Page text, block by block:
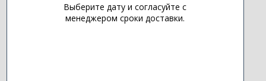
Выберите дату и согласуйте с
менеджером сроки доставки.